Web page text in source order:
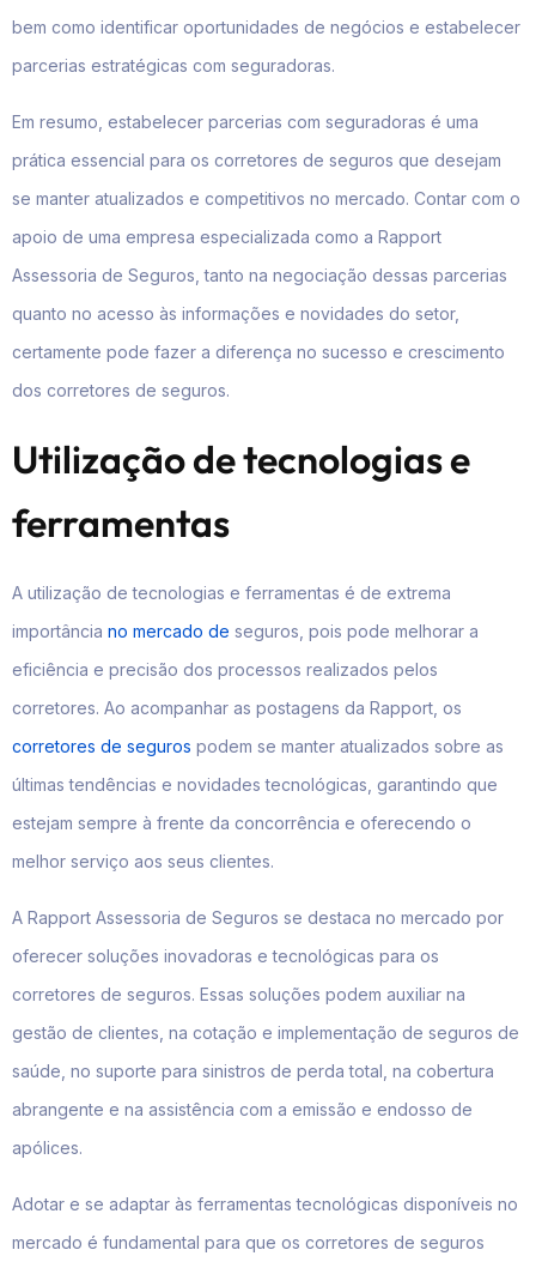
bem como identificar oportunidades de negócios e estabelecer
parcerias estratégicas com seguradoras.
Em resumo, estabelecer parcerias com seguradoras é uma
prática essencial para os corretores de seguros que desejam
se manter atualizados e competitivos no mercado. Contar com o
apoio de uma empresa especializada como a Rapport
Assessoria de Seguros, tanto na negociação dessas parcerias
quanto no acesso às informações e novidades do setor,
certamente pode fazer a diferença no sucesso e crescimento
dos corretores de seguros.
Utilização de tecnologias e
ferramentas
A utilização de tecnologias e ferramentas é de extrema
importância no mercado de seguros, pois pode melhorar a
eficiência e precisão dos processos realizados pelos
corretores. Ao acompanhar as postagens da Rapport, os
corretores de seguros podem se manter atualizados sobre as
últimas tendências e novidades tecnológicas, garantindo que
estejam sempre à frente da concorrência e oferecendo o
melhor serviço aos seus clientes.
A Rapport Assessoria de Seguros se destaca no mercado por
oferecer soluções inovadoras e tecnológicas para os
corretores de seguros. Essas soluções podem auxiliar na
gestão de clientes, na cotação e implementação de seguros de
saúde, no suporte para sinistros de perda total, na cobertura
abrangente e na assistência com a emissão e endosso de
apólices.
Adotar e se adaptar às ferramentas tecnológicas disponíveis no
mercado é fundamental para que os corretores de seguros